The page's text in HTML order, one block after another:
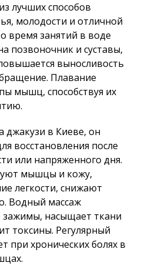
лучших способов
молодости и отличной
время занятий в воде
позвоночник и суставы,
выносливость
Плавание
мышц, способствуя их
джакузи в Киеве, он
восстановления после
или напряженного дня.
мышцы и кожу,
легкости, снижают
Водный массаж
насыщает ткани
токсины. Регулярный
при хронических болях в